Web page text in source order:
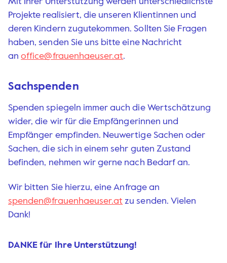
Projekte realisiert, die unseren Klientinnen und
deren Kindern zugutekommen. Sollten Sie Fragen
haben, senden Sie uns bitte eine Nachricht
anoffice@frauenhaeuser.at.
Sachspenden
Spenden spiegeln immer auch die Wertschätzung
wider, die wir für die Empfängerinnen und
Empfänger empfinden. Neuwertige Sachen oder
Sachen, die sich in einem sehr guten Zustand
befinden, nehmen wir gerne nach Bedarf an.
Wir bitten Sie hierzu, eine Anfrage an
spenden@frauenhaeuser.at zu senden. Vielen
Dank!
DANKE für Ihre Unterstützung!